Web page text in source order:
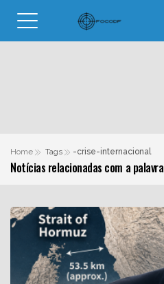
Home Tags -crise-internacional
Notícias relacionadas com a palavra